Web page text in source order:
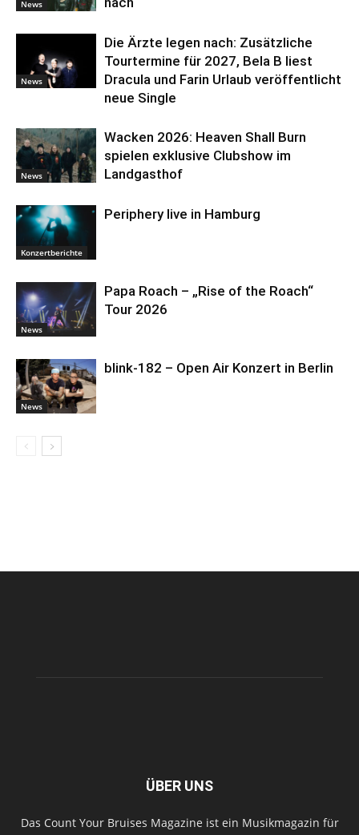
News
News
Die Ärzte legen nach: Zusätzliche
Tourtermine für 2027, Bela B liest
Dracula und Farin Urlaub veröffentlicht
neue Single
News
Wacken 2026: Heaven Shall Burn
spielen exklusive Clubshow im
Landgasthof
Konzertberichte
Periphery live in Hamburg
News
Papa Roach – „Rise of the Roach“
Tour 2026
News
blink-182 – Open Air Konzert in Berlin
ÜBER UNS
Das Count Your Bruises Magazine ist ein Musikmagazin für